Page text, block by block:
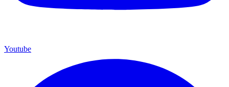
Youtube